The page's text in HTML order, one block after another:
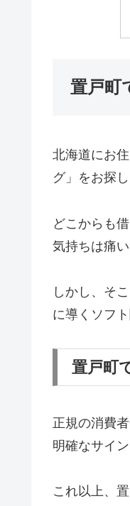
置戸町
北海道にお
グ」をお探
どこからも
気持ちは痛
しかし、そ
に導くソフト
置戸町
正規の消費
明確なサイン
これ以上、